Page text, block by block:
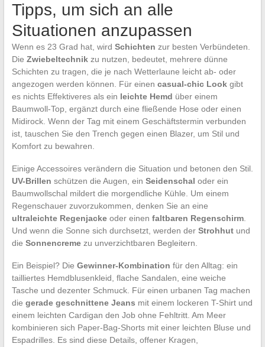
Tipps, um sich an alle
Situationen anzupassen
Wenn es 23 Grad hat, wird Schichten zur besten Verbündeten.
Die Zwiebeltechnikzu nutzen, bedeutet, mehrere dünne
Schichten zu tragen, die je nach Wetterlaune leicht ab- oder
angezogen werden können. Für einen casual-chic Lookgibt
es nichts Effektiveres als ein leichte Hemd über einem
Baumwoll-Top, ergänzt durch eine fließende Hose oder einen
Midirock. Wenn der Tag mit einem Geschäftstermin verbunden
ist, tauschen Sie den Trench gegen einen Blazer, um Stil und
Komfort zu bewahren.
Einige Accessoires verändern die Situation und betonen den Stil.
UV-Brillen schützen die Augen, ein Seidenschal oder ein
Baumwollschal mildert die morgendliche Kühle. Um einem
Regenschauer zuvorzukommen, denken Sie an eine
ultraleichte Regenjackeoder einen faltbaren Regenschirm.
Und wenn die Sonne sich durchsetzt, werden der Strohhutund
die Sonnencremezu unverzichtbaren Begleitern.
Ein Beispiel? Die Gewinner-Kombination für den Alltag: ein
tailliertes Hemdblusenkleid, flache Sandalen, eine weiche
Tasche und dezenter Schmuck. Für einen urbanen Tag machen
die gerade geschnittene Jeans mit einem lockeren T-Shirt und
einem leichten Cardigan den Job ohne Fehltritt. Am Meer
kombinieren sich Paper-Bag-Shorts mit einer leichten Bluse und
Espadrilles. Es sind diese Details, offener Kragen,